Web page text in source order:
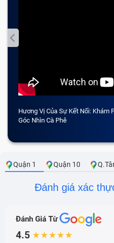
Hương Vị Của Sự Kết Nối: Khám
Góc Nhìn Cà Phê
Quận 1 Quận 10
Đánh giá xác
Đánh Giá Từ
4.5 ★★★★★